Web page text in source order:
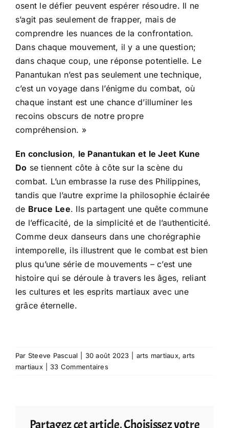
osent le défier peuvent espérer résoudre. Il ne
s’agit pas seulement de frapper, mais de
comprendre les nuances de la confrontation.
Dans chaque mouvement, il y a une question;
dans chaque coup, une réponse potentielle. Le
Panantukan n’est pas seulement une technique,
c’est un voyage dans l’énigme du combat, où
chaque instant est une chance d’illuminer les
recoins obscurs de notre propre
compréhension. »
En conclusion, le Panantukan et le Jeet Kune
Do se tiennent côte à côte sur la scène du
combat. L’un embrasse la ruse des Philippines,
tandis que l’autre exprime la philosophie éclairée
de Bruce Lee. Ils partagent une quête commune
de l’efficacité, de la simplicité et de l’authenticité.
Comme deux danseurs dans une chorégraphie
intemporelle, ils illustrent que le combat est bien
plus qu’une série de mouvements – c’est une
histoire qui se déroule à travers les âges, reliant
les cultures et les esprits martiaux avec une
grâce éternelle.
Par Steeve Pascual 30 août 2023 arts martiaux,arts
martiaux
33 Commentaires
Partagez cet article, Choisissez votre